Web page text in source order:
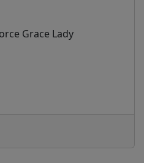
Grace Lady